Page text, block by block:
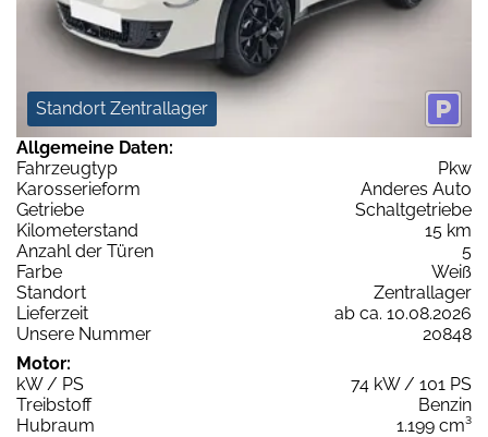
Standort Zentrallager
Allgemeine Daten:
Fahrzeugtyp
Pkw
Karosserieform
Anderes Auto
Getriebe
Schaltgetriebe
Kilometerstand
15 km
Anzahl der Türen
5
Farbe
Weiß
Standort
Zentrallager
Lieferzeit
ab ca. 10.08.2026
Unsere Nummer
20848
Motor:
kW / PS
74 kW / 101 PS
Treibstoff
Benzin
Hubraum
1.199 cm³